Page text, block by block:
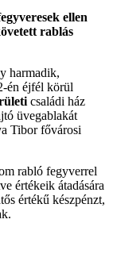
ellen
rablás
harmadik,
én éjfél körül
családi ház
üvegablakát
Tibor fővárosi
rabló fegyverrel
értékeik átadására
értékű készpénzt,